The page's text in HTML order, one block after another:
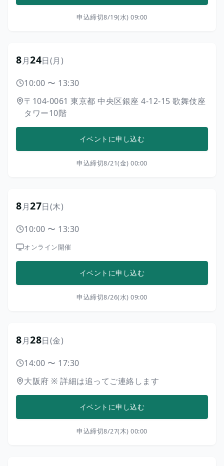
申込締切8/19(水) 09:00
8月24日(月)
10:00 〜 13:30
〒104-0061 東京都 中央区銀座 4-12-15 歌舞伎座
タワー10階
イベントに申し込む
申込締切8/21(金) 00:00
8月27日(木)
10:00 〜 13:30
オンライン開催
イベントに申し込む
申込締切8/26(水) 09:00
8月28日(金)
14:00 〜 17:30
大阪府 ※ 詳細は追ってご連絡します
イベントに申し込む
申込締切8/27(木) 00:00